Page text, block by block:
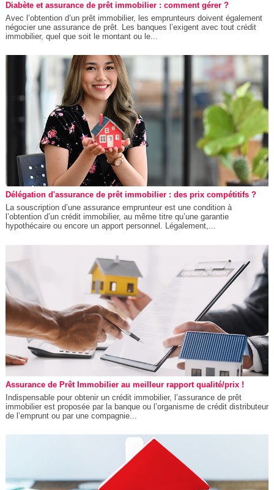
Diabète et assurance de prêt immobilier : comment gérer ?
Avec l’obtention d’un prêt immobilier, les emprunteurs doivent également
négocier une assurance de prêt. Les banques l’exigent avec tout crédit
immobilier, quel que soit le montant ou le...
Délégation d'assurance de prêt immobilier : des prix compétitifs ?
La souscription d’une assurance emprunteur est une condition à
l’obtention d’un crédit immobilier, au même titre qu’une garantie
hypothécaire ou encore un apport personnel. Légalement,...
Assurance de Prêt Immobilier au meilleur rapport qualité/prix !
Indispensable pour obtenir un crédit immobilier, l’assurance de prêt
immobilier est proposée par la banque ou l’organisme de crédit distributeur
de l’emprunt ou par une compagnie...